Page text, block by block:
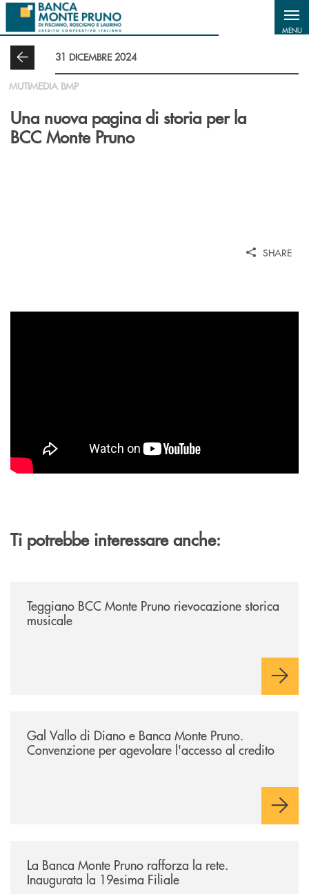
Salta al contenuto principale
MENU
31 DICEMBRE 2024
MUTIMEDIA BMP
Una nuova pagina di storia per la
BCC Monte Pruno
SHARE
Ti potrebbe interessare anche:
Teggiano BCC Monte Pruno rievocazione storica
musicale
Gal Vallo di Diano e Banca Monte Pruno.
Convenzione per agevolare l'accesso al credito
La Banca Monte Pruno rafforza la rete.
Inaugurata la 19esima Filiale